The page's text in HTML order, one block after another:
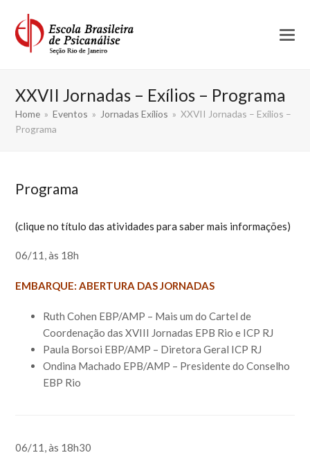
XXVII Jornadas – Exílios – Programa
Home » Eventos » Jornadas Exílios » XXVII Jornadas – Exílios –
Programa
Programa
(clique no título das atividades para saber mais informações)
06/11, às 18h
EMBARQUE: ABERTURA DAS JORNADAS
Ruth Cohen EBP/AMP – Mais um do Cartel de
Coordenação das XVIII Jornadas EPB Rio e ICP RJ
Paula Borsoi EBP/AMP – Diretora Geral ICP RJ
Ondina Machado EPB/AMP – Presidente do Conselho
EBP Rio
06/11, às 18h30